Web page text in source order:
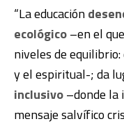
“La educación
ecológico–en el
niveles de
y el espiritual-; da
inclusivo–donde la
mensaje salvífico